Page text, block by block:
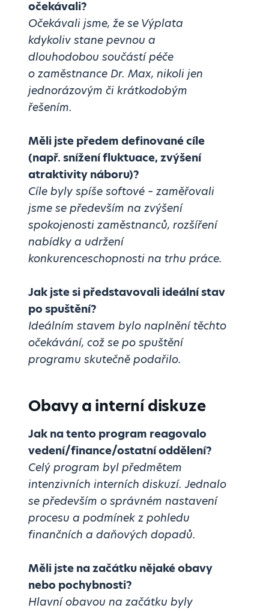
očekávali?
Očekávali jsme, že se Výplata
kdykoliv stane pevnou a
dlouhodobou součástí péče
o zaměstnance Dr. Max, nikoli jen
jednorázovým či krátkodobým
řešením.
Měli jste předem definované cíle
(např. snížení fluktuace, zvýšení
atraktivity náboru)?
Cíle byly spíše softové – zaměřovali
jsme se především na zvýšení
spokojenosti zaměstnanců, rozšíření
nabídky a udržení
konkurenceschopnosti na trhu práce.
Jak jste si představovali ideální stav
po spuštění?
Ideálním stavem bylo naplnění těchto
očekávání, což se po spuštění
programu skutečně podařilo.
Obavy a interní diskuze
Jak na tento program reagovalo
vedení/finance/ostatní oddělení?
Celý program byl předmětem
intenzivních interních diskuzí. Jednalo
se především o správném nastavení
procesu a podmínek z pohledu
finančních a daňových dopadů.
Měli jste na začátku nějaké obavy
nebo pochybnosti?
Hlavní obavou na začátku byly